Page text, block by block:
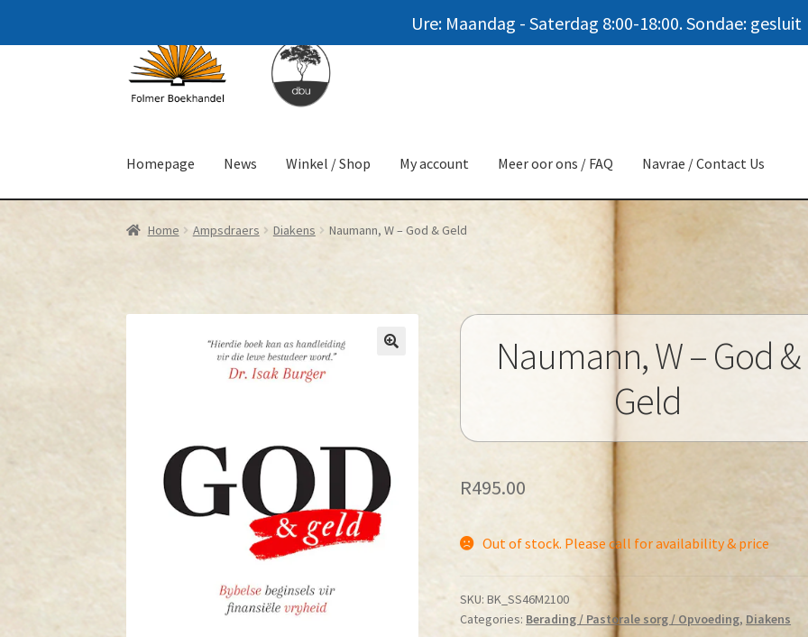
Skip
to
navigation
Skip
to
content
Homepage News Winkel / Shop My account Meer oor ons / FAQ Navrae / Contact Us
Home Ampsdraers Diakens Naumann, W – God & Geld
Naumann, W – God &
Geld
R495.00
Out of stock. Please call for availability & price
SKU:BK_SS46M2100
Categories: Berading / Pastorale sorg / Opvoeding, Diakens
Ure: Maandag - Saterdag 8:00-18:00. Sondae: gesluit